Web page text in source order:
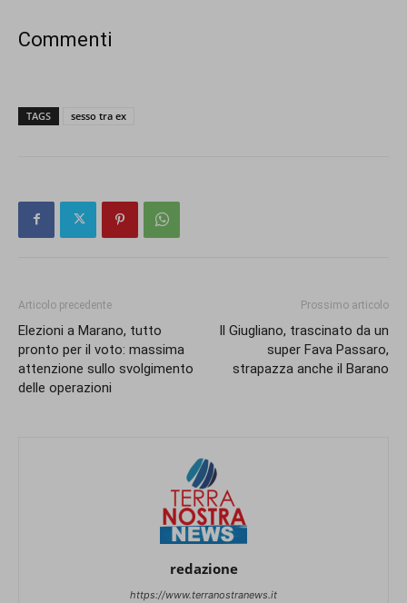
Commenti
TAGS sesso tra ex
Articolo precedente
Elezioni a Marano, tutto
pronto per il voto: massima
attenzione sullo svolgimento
delle operazioni
Prossimo articolo
Il Giugliano, trascinato da un
super Fava Passaro,
strapazza anche il Barano
redazione
https://www.terranostranews.it